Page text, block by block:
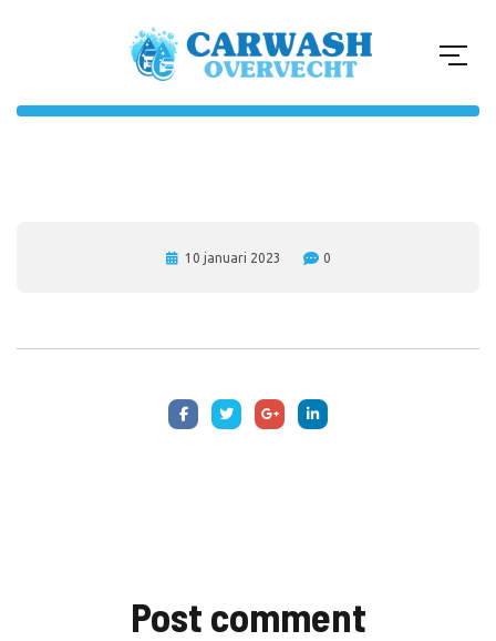
10 januari 2023 0
Post comment